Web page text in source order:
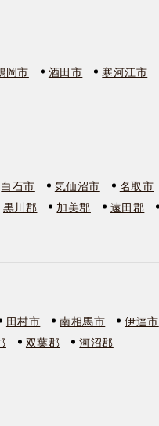
岡市 酒田市 寒河江市
白石市 気仙沼市 名取市
黒川郡 加美郡 遠田郡
田村市 南相馬市 伊達市
双葉郡 河沼郡